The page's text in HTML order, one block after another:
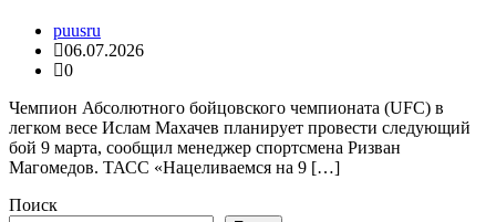
puusru
06.07.2026
0
Чемпион Абсолютного бойцовского чемпионата (UFC) в
легком весе Ислам Махачев планирует провести следующий
бой 9 марта, сообщил менеджер спортсмена Ризван
Магомедов. ТАСС «Нацеливаемся на 9 […]
Поиск